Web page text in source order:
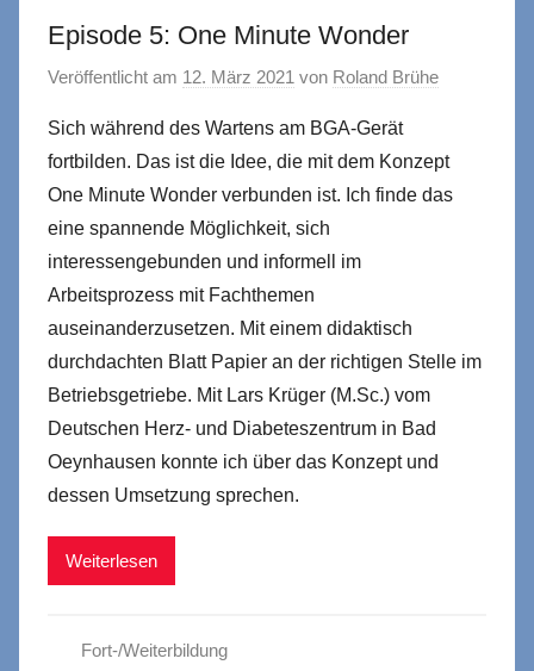
Episode 5: One Minute Wonder
Veröffentlicht am 12. März 2021 von Roland Brühe
Sich während des Wartens am BGA-Gerät
fortbilden. Das ist die Idee, die mit dem Konzept
One Minute Wonder verbunden ist. Ich finde das
eine spannende Möglichkeit, sich
interessengebunden und informell im
Arbeitsprozess mit Fachthemen
auseinanderzusetzen. Mit einem didaktisch
durchdachten Blatt Papier an der richtigen Stelle im
Betriebsgetriebe. Mit Lars Krüger (M.Sc.) vom
Deutschen Herz- und Diabeteszentrum in Bad
Oeynhausen konnte ich über das Konzept und
dessen Umsetzung sprechen.
Weiterlesen
Fort-/Weiterbildung